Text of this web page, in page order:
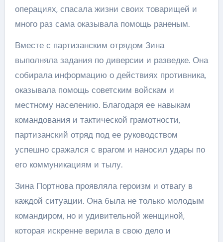
операциях, спасала жизни своих товарищей и
много раз сама оказывала помощь раненым.
Вместе с партизанским отрядом Зина
выполняла задания по диверсии и разведке. Она
собирала информацию о действиях противника,
оказывала помощь советским войскам и
местному населению. Благодаря ее навыкам
командования и тактической грамотности,
партизанский отряд под ее руководством
успешно сражался с врагом и наносил удары по
его коммуникациям и тылу.
Зина Портнова проявляла героизм и отвагу в
каждой ситуации. Она была не только молодым
командиром, но и удивительной женщиной,
которая искренне верила в свою дело и